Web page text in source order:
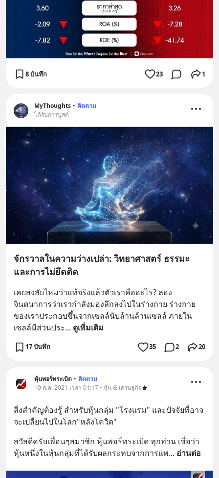
8 บันทึก 23 1
MyThoughts • ติดตาม
ได้รับการบูสต์
จักรวาลในความว่างเปล่า: วิทยาศาสตร์ ธรรมะ
และการไม่ยึดติด
เคยสงสัยไหมว่าแท้จริงแล้วตัวเราคืออะไร? ลอง
จินตนาการว่าเรากำลังมองลึกลงไปในร่างกาย ร่างกาย
ของเราประกอบขึ้นจากเซลล์นับล้านล้านเซลล์ ภายใน
เซลล์มีส่วนประ... ดูเพิ่มเติม
17 บันทึก 35 2 20
หุ้นพอร์ทระเบิด • ติดตาม
10 ส.ค. 2021 เวลา 01:17 • หุ้น & เศรษฐกิจ
สิ่งสำคัญต้องรู้ สำหรับหุ้นกลุ่ม "โรงแรม" และปัจจัยที่อาจ
จะเปลี่ยนไปในโลก"หลังโควิด"
สวัสดีครับเพื่อนๆสมาชิก หุ้นพอร์ทระเบิด ทุกท่าน เชื่อว่า
หุ้นหนึ่งในหุ้นกลุ่มที่ได้รับผลกระทบจากการแพ... อ่านต่อ